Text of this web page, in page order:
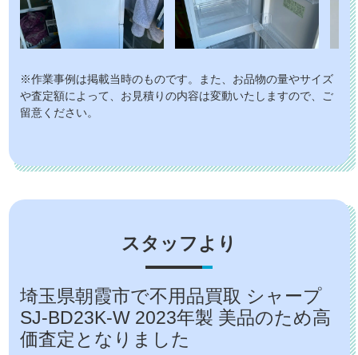
※作業事例は掲載当時のものです。また、お品物の量やサイズ
や査定額によって、お見積りの内容は変動いたしますので、ご
留意ください。
スタッフより
埼玉県朝霞市で不用品買取 シャープ
SJ-BD23K-W 2023年製 美品のため高
価査定となりました